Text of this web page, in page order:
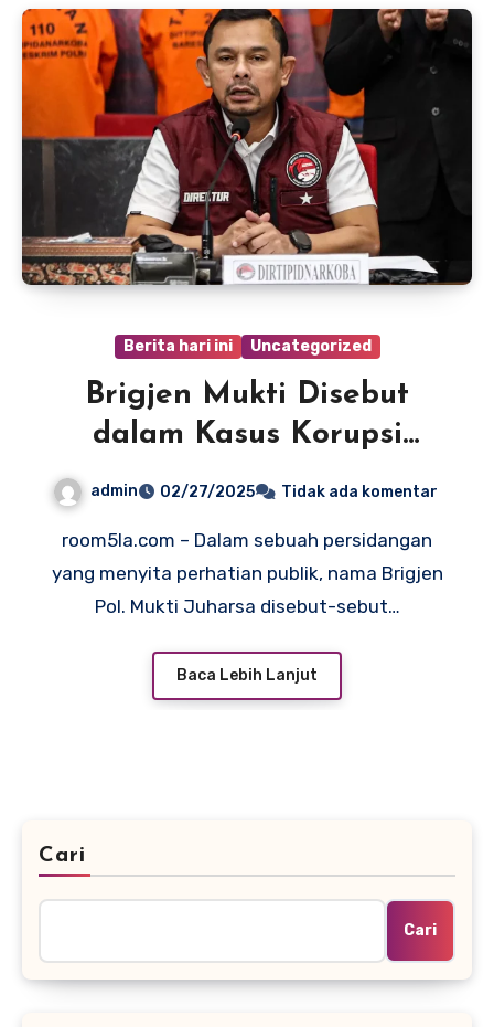
Berita hari ini Uncategorized
Brigjen Mukti Disebut
dalam Kasus Korupsi
admin 02/27/2025 Tidak ada komentar
room5la.com – Dalam sebuah persidangan
yang menyita perhatian publik, nama Brigjen
Pol. Mukti Juharsa disebut-sebut…
Baca Lebih Lanjut
Cari
Cari